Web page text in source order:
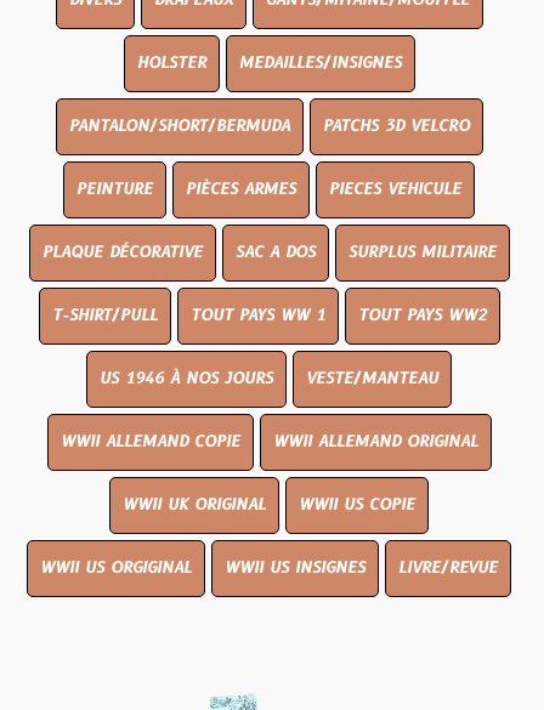
HOLSTER MEDAILLES/INSIGNES
PANTALON/SHORT/BERMUDA PATCHS 3D VELCRO
PEINTURE PIÈCES ARMES PIECES VEHICULE
PLAQUE DÉCORATIVE SAC A DOS SURPLUS MILITAIRE
T-SHIRT/PULL TOUT PAYS WW 1 TOUT PAYS WW2
US 1946 À NOS JOURS VESTE/MANTEAU
WWII ALLEMAND COPIE WWII ALLEMAND ORIGINAL
WWII UK ORIGINAL WWII US COPIE
WWII US ORGIGINAL WWII US INSIGNES LIVRE/REVUE